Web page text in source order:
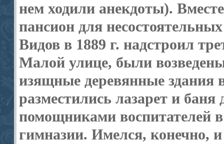
нем ходили анекдоты).
пансион для
Видов в 1889 г. надстроил
Малой улице, были
изящные деревянные здания
разместились лазарет и
помощ­никами воспита­телей
гимназии. Имелся, конечно,